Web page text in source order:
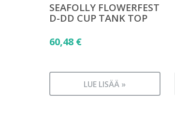
SEAFOLLY FLOWERFEST
D-DD CUP TANK TOP
60,48 €
LUE LISÄÄ »